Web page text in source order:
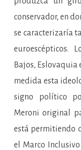
conservador, en
se caracterizaría
euroescépticos.
Bajos, Eslovaquia
medida esta
signo político
Meroni original
está permitiendo
el Marco